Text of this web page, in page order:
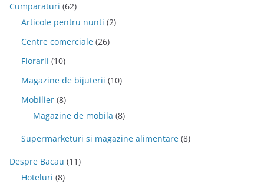
Cumparaturi (62)
Articole pentru nunti (2)
Centre comerciale (26)
Florarii (10)
Magazine de bijuterii (10)
Mobilier (8)
Magazine de mobila (8)
Supermarketuri si magazine alimentare (8)
Despre Bacau (11)
Hoteluri (8)